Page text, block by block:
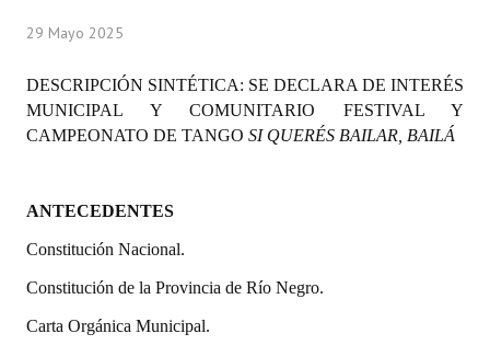
Concejales Mandato Cumplido
Programas
LEGISLACIÓN
Reglamento Interno
29 Mayo 2025
DESCRIPCIÓN SINTÉTICA: SE DECLARA DE INTERÉS
MUNICIPAL Y COMUNITARIO FESTIVAL Y
CAMPEONATO DE TANGO SI QUERÉS BAILAR, BAILÁ
ANTECEDENTES
Constitución Nacional.
Constitución de la Provincia de Río Negro.
Carta Orgánica Municipal.